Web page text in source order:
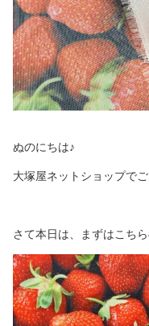
ぬのにちは♪
大塚屋ネットショップでご
さて本日は、まずはこち